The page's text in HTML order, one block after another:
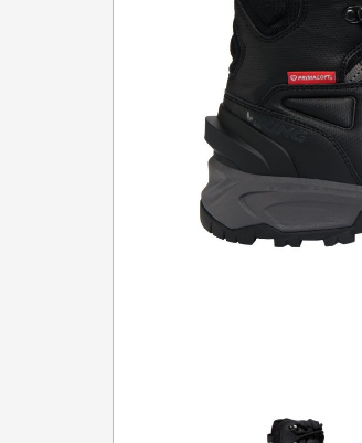
БІГ, ФІТНЕС, М'ЯЧІ
ВЕЛОСИПЕДИ
САМОКАТИ
ТЕНІС, БАДМІНТОН
ВОДНІ ВИДИ СПОРТУ
ТУРИЗМ